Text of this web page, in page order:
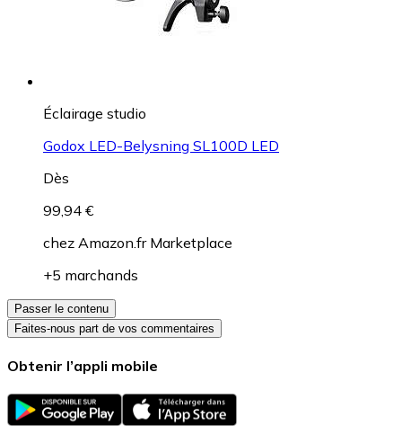
Éclairage studio
Godox LED-Belysning SL100D LED
Dès
99,94 €
chez Amazon.fr Marketplace
+5 marchands
Passer le contenu
Faites-nous part de vos commentaires
Obtenir l’appli mobile